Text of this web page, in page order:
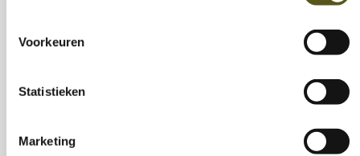
Voorkeuren
Statistieken
Marketing
vrienden leren kennen. IN-Z heeft me vanaf dag
flexibele werkgever die me de stabiliteit biedt die
Op mijn bucketlist staat ook de
Nederlands verder verbeteren. Natuurlijk blijf ik